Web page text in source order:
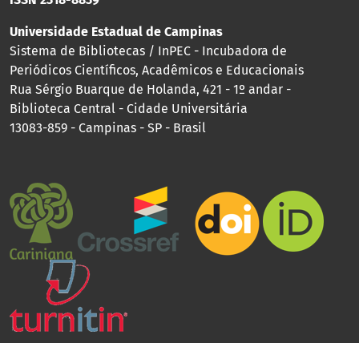
Universidade Estadual de Campinas
Sistema de Bibliotecas / InPEC - Incubadora de
Periódicos Científicos, Acadêmicos e Educacionais
Rua Sérgio Buarque de Holanda, 421 - 1º andar -
Biblioteca Central - Cidade Universitária
13083-859 - Campinas - SP - Brasil